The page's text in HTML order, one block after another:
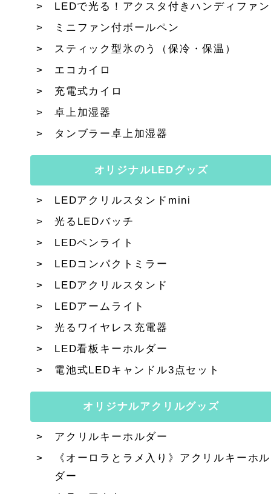
LEDで光る！アクスタ付きハンディファン
ミニファン付ボールペン
スティック型氷のう（保冷・保温）
エコカイロ
充電式カイロ
卓上加湿器
タンブラー卓上加湿器
オリジナルLEDグッズ
LEDアクリルスタンドmini
光るLEDバッチ
LEDペンライト
LEDコンパクトミラー
LEDアクリルスタンド
LEDアームライト
光るワイヤレス充電器
LED看板キーホルダー
電池式LEDキャンドル3点セット
オリジナルアクリルグッズ
アクリルキーホルダー
《オーロラとラメ入り》アクリルキーホル
ダー